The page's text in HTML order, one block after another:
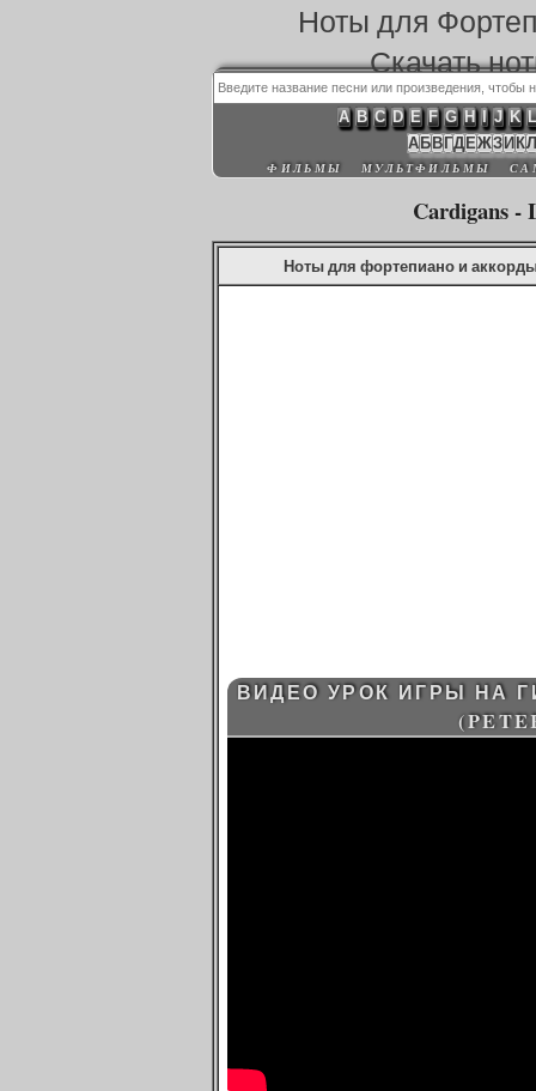
Ноты для
Скачать
A B C D E F G H I J K L
А Б В ГД ЕЖЗ И КЛ
ФИЛЬМЫ МУЛЬТФИЛЬМЫ
Cardigans -
Ноты для фортепиано и аккорды
ВИДЕО УРОК ИГРЫ НА